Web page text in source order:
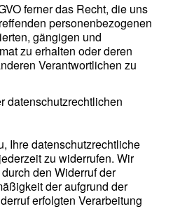
ferner das Recht, die uns
personenbezogenen
gängigen und
zu erhalten oder deren
Verantwortlichen zu
datenschutzrechtlichen
Ihre datenschutzrechtliche
zu widerrufen. Wir
den Widerruf der
der aufgrund der
erfolgten Verarbeitung